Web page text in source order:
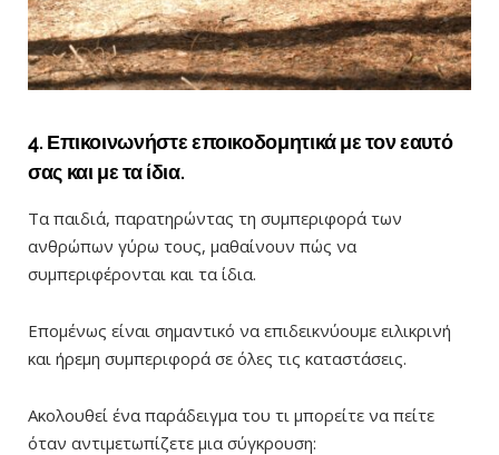
4. Επικοινωνήστε εποικοδομητικά με τον εαυτό
σας και με τα ίδια.
Τα παιδιά, παρατηρώντας τη συμπεριφορά των
ανθρώπων γύρω τους, μαθαίνουν πώς να
συμπεριφέρονται και τα ίδια.
Επομένως είναι σημαντικό να επιδεικνύουμε ειλικρινή
και ήρεμη συμπεριφορά σε όλες τις καταστάσεις.
Ακολουθεί ένα παράδειγμα του τι μπορείτε να πείτε
όταν αντιμετωπίζετε μια σύγκρουση: